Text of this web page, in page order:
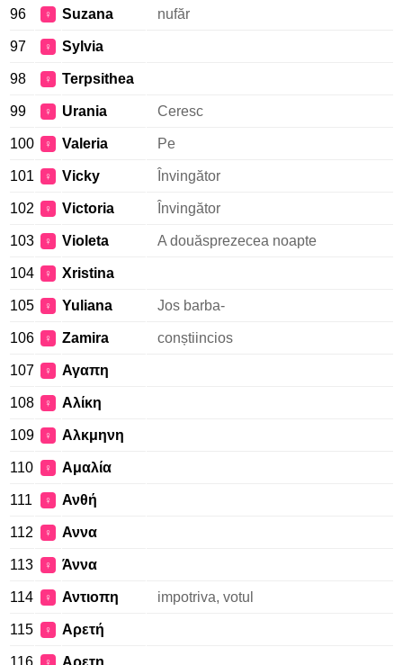
96 ♀ Suzana nufăr
97 ♀ Sylvia
98 ♀ Terpsithea
99 ♀ Urania Ceresc
100 ♀ Valeria Pe
101 ♀ Vicky Învingător
102 ♀ Victoria Învingător
103 ♀ Violeta A douăsprezecea noapte
104 ♀ Xristina
105 ♀ Yuliana Jos barba-
106 ♀ Zamira conștiincios
107 ♀ Αγαπη
108 ♀ Αλίκη
109 ♀ Αλκμηνη
110 ♀ Αμαλία
111 ♀ Ανθή
112 ♀ Αννα
113 ♀ Άννα
114 ♀ Αντιοπη impotriva, votul
115 ♀ Αρετή
116 ♀ Αρετη